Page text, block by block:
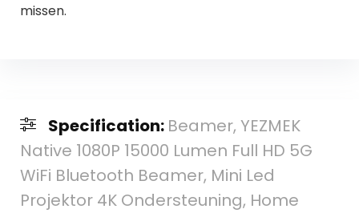
missen.
Specification: Beamer, YEZMEK
Native 1080P 15000 Lumen Full HD 5G
WiFi Bluetooth Beamer, Mini Led
Projektor 4K Ondersteuning, Home